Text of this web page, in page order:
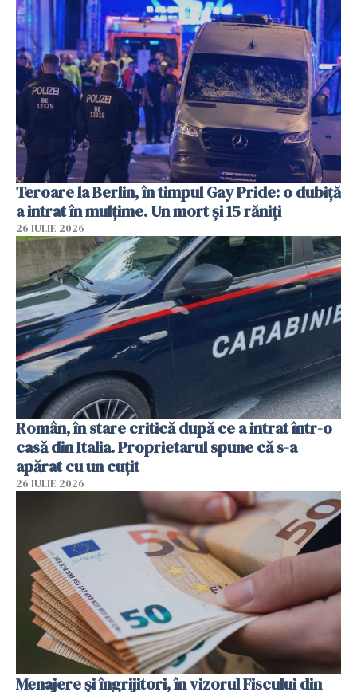
Teroare la Berlin, în timpul Gay Pride: o dubiță
a intrat în mulțime. Un mort și 15 răniți
26 IULIE 2026
Român, în stare critică după ce a intrat într-o
casă din Italia. Proprietarul spune că s-a
apărat cu un cuțit
26 IULIE 2026
Menajere și îngrijitori, în vizorul Fiscului din